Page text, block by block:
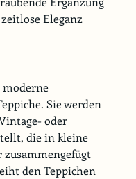
Eleganz
moderne
Sie werden
oder
die in kleine
zusammengefügt
den Teppichen